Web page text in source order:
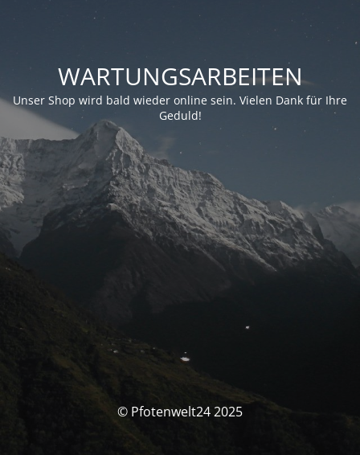
WARTUNGSARBEITEN
Unser Shop wird bald wieder online sein. Vielen Dank für Ihre
Geduld!
© Pfotenwelt24 2025